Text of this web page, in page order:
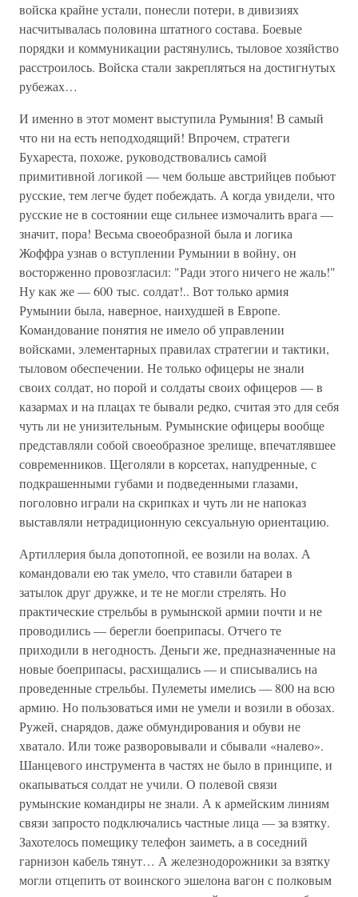
войска крайне устали, понесли потери, в дивизиях
насчитывалась половина штатного состава. Боевые
порядки и коммуникации растянулись, тыловое хозяйство
расстроилось. Войска стали закрепляться на достигнутых
рубежах…
И именно в этот момент выступила Румыния! В самый
что ни на есть неподходящий! Впрочем, стратеги
Бухареста, похоже, руководствовались самой
примитивной логикой — чем больше австрийцев побьют
русские, тем легче будет побеждать. А когда увидели, что
русские не в состоянии еще сильнее измочалить врага —
значит, пора! Весьма своеобразной была и логика
Жоффра узнав о вступлении Румынии в войну, он
восторженно провозгласил: "Ради этого ничего не жаль!"
Ну как же — 600 тыс. солдат!.. Вот только армия
Румынии была, наверное, наихудшей в Европе.
Командование понятия не имело об управлении
войсками, элементарных правилах стратегии и тактики,
тыловом обеспечении. Не только офицеры не знали
своих солдат, но порой и солдаты своих офицеров — в
казармах и на плацах те бывали редко, считая это для себя
чуть ли не унизительным. Румынские офицеры вообще
представляли собой своеобразное зрелище, впечатлявшее
современников. Щеголяли в корсетах, напудренные, с
подкрашенными губами и подведенными глазами,
поголовно играли на скрипках и чуть ли не напоказ
выставляли нетрадиционную сексуальную ориентацию.
Артиллерия была допотопной, ее возили на волах. А
командовали ею так умело, что ставили батареи в
затылок друг дружке, и те не могли стрелять. Но
практические стрельбы в румынской армии почти и не
проводились — берегли боеприпасы. Отчего те
приходили в негодность. Деньги же, предназначенные на
новые боеприпасы, расхищались — и списывались на
проведенные стрельбы. Пулеметы имелись — 800 на всю
армию. Но пользоваться ими не умели и возили в обозах.
Ружей, снарядов, даже обмундирования и обуви не
хватало. Или тоже разворовывали и сбывали «налево».
Шанцевого инструмента в частях не было в принципе, и
окапываться солдат не учили. О полевой связи
румынские командиры не знали. А к армейским линиям
связи запросто подключались частные лица — за взятку.
Захотелось помещику телефон заиметь, а в соседний
гарнизон кабель тянут… А железнодорожники за взятку
могли отцепить от воинского эшелона вагон с полковым